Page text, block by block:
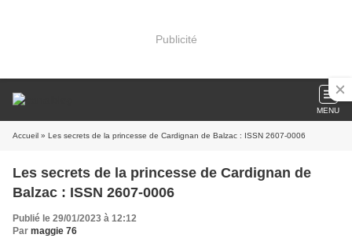
Publicité
MENU
Accueil » Les secrets de la princesse de Cardignan de Balzac : ISSN 2607-0006
Les secrets de la princesse de Cardignan de
Balzac : ISSN 2607-0006
Publié le 29/01/2023 à 12:12
Par maggie 76